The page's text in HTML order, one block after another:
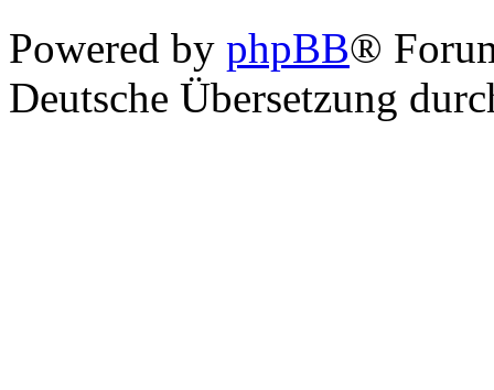
Powered by phpBB®
Deutsche Übersetzung